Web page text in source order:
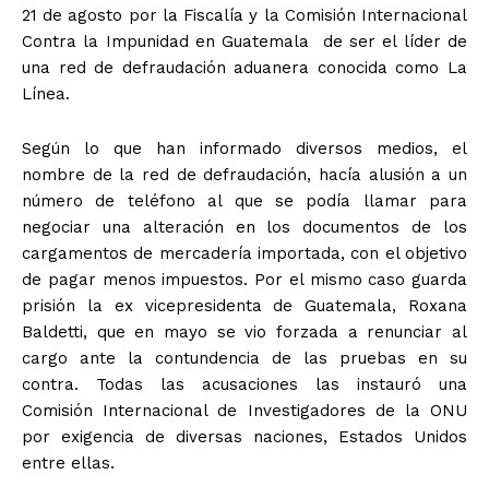
21 de agosto por la Fiscalía y la Comisión Internacional
Contra la Impunidad en Guatemala de ser el líder de
una red de defraudación aduanera conocida como La
Línea.
Según lo que han informado diversos medios, el
nombre de la red de defraudación, hacía alusión a un
número de teléfono al que se podía llamar para
negociar una alteración en los documentos de los
cargamentos de mercadería importada, con el objetivo
de pagar menos impuestos. Por el mismo caso guarda
prisión la ex vicepresidenta de Guatemala, Roxana
Baldetti, que en mayo se vio forzada a renunciar al
cargo ante la contundencia de las pruebas en su
contra. Todas las acusaciones las instauró una
Comisión Internacional de Investigadores de la ONU
por exigencia de diversas naciones, Estados Unidos
entre ellas.